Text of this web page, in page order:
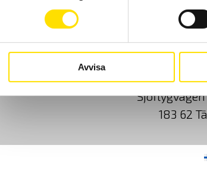
Avvisa
Köpvillkor Cookies
CA Mätsystem
Sjöflygvägen
183 62